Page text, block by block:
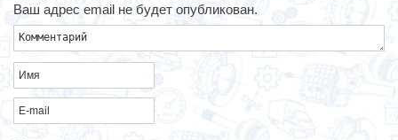
Ваш адрес email не будет опубликован.